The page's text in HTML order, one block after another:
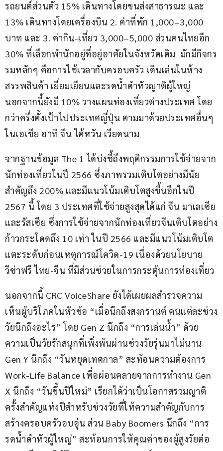
รถยนต์ส่วนตัว 15% เดินทางโดยขนส่งสาธารณะ และ
13% เดินทางโดยเครื่องบิน 2. ค่าที่พัก 1,000–3,000
บาท และ 3. ค่ากิน-เที่ยว 3,000–5,000 ส่วนคนไทยอีก
30% ที่เลือกพำนักอยู่ที่อยู่อาศัยในจังหวัดเดิม  มักมีกิจกร
รมหลักๆ คือการใช้เวลากับครอบครัว เดินเล่นในห้าง
สรรพสินค้า เยี่ยมเยียนและรดน้ำดำหัวญาติผู้ใหญ่
นอกจากนี้ยังมี 10% วางแผนท่องเที่ยวต่างประเทศ โดย
กว่าครึ่งตั้งเป้าไปประเทศญี่ปุ่น ตามมาด้วยประเทศอื่นๆ
ในเอเชีย อาทิ จีน ไต้หวัน เวียดนาม
จากฐานข้อมูล The 1 ได้บ่งชี้ถึงพฤติกรรมการใช้จ่ายจาก
นักท่องเที่ยวในปี 2566 ซึ่งภาพรวมเติบโตอย่างมีนัย
สำคัญถึง 200% และมีแนวโน้มเติบโตสูงขึ้นอีกในปี
2567 นี้ โดย 3 ประเทศที่ใช้จ่ายสูงสุดได้แก่ จีน มาเลเซีย
และรัสเซีย ซึ่งการใช้จ่ายจากนักท่องเที่ยวจีนเติบโตอย่าง
ก้าวกระโดดถึง 10 เท่า ในปี 2566 และมีแนวโน้มเติบโต
แตะระดับก่อนเหตุการณ์โควิด-19 เนื่องด้วยนโยบาย
วีซ่าฟรี ไทย-จีน ที่มีส่วนช่วยในการกระตุ้นการท่องเที่ยว
นอกจากนี้ CRC VoiceShare ยังได้เผยผลสำรวจความ
เห็นผู้บริโภคในหัวข้อ “เมื่อนึกถึงสงกรานต์ คนแต่ละช่วง
วัยนึกถึงอะไร” โดย Gen Z นึกถึง “การเล่นน้ำ” ด้วย
ความเป็นวัยรักสนุกที่เพิ่งพ้นผ่านช่วงวัยรุ่นมาไม่นาน
Gen Y นึกถึง “วันหยุดเทศกาล” สะท้อนความต้องการ
Work-Life Balance เพื่อผ่อนคลายจากการทำงาน Gen
X นึกถึง “วันขึ้นปีใหม่” เรียกได้ว่าเป็นโอกาสรวมญาติ
ครั้งสำคัญแห่งปีสำหรับช่วงวัยที่ให้ความสำคัญกับการ
สร้างครอบครัวอบอุ่น ส่วน Baby Boomers นึกถึง “การ
รดน้ำดำหัวผู้ใหญ่” สะท้อนการให้คุณค่าของผู้สูงวัยต่อ